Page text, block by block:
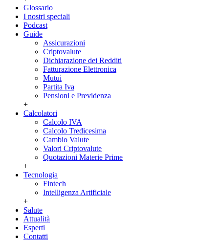
Glossario
I nostri speciali
Podcast
Guide
Assicurazioni
Criptovalute
Dichiarazione dei Redditi
Fatturazione Elettronica
Mutui
Partita Iva
Pensioni e Previdenza
+
Calcolatori
Calcolo IVA
Calcolo Tredicesima
Cambio Valute
Valori Criptovalute
Quotazioni Materie Prime
+
Tecnologia
Fintech
Intelligenza Artificiale
+
Salute
Attualità
Esperti
Contatti